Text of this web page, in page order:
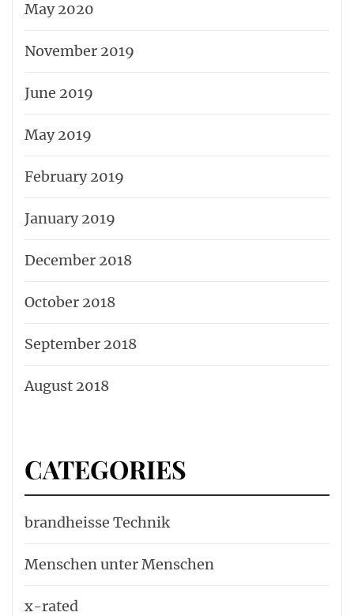
May 2020
November 2019
June 2019
May 2019
February 2019
January 2019
December 2018
October 2018
September 2018
August 2018
CATEGORIES
brandheisse Technik
Menschen unter Menschen
x-rated